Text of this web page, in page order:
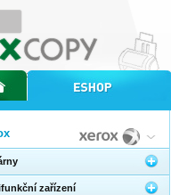
zařízení
xcopy
internetový obchod xcopy